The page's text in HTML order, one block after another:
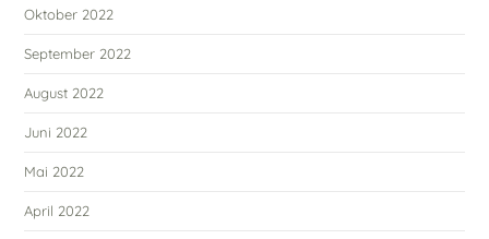
Oktober 2022
September 2022
August 2022
Juni 2022
Mai 2022
April 2022